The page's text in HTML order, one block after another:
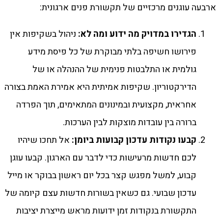
ארבעה עוגנים מרכזיים של תקשורת פנים ארגונית:
הגדירו במדויק מה ידוע ומה לא: ניהול בשקיפות אין
פירושו חשיפה בלתי מבוקרת של כל פיסת מידע
גולמית או התלבטות פנימית של ההנהלה או של
הדירקטוריון. שקיפות אמיתית היא אמירת האמת בצורה
אחראית, מקצועית ובמינונים המתאימים, תוך הפרדה
ברורה בין עובדות מוצקות לבין הערכות.
קבעו נקודות עדכון קבועות ביומן: אל תחכו שיהיו
לכם חדשות מרעישות כדי לדבר עם הארגון. קבעו עוגן
קבוע, למשל מפגש קצר בכל יום ראשון בבוקר או מייל
עדכון שבועי. גם כשאין בשורות חדשות עצם קיומה של
התקשורת בנקודות זמן ידועות מראש מייצרת יציבות